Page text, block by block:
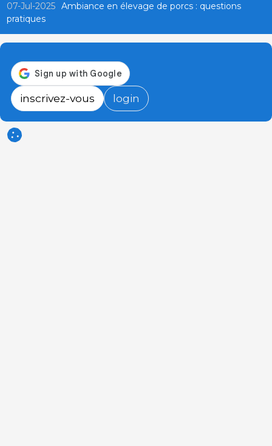
07-Jul-2025 Ambiance en élevage de porcs : questions
pratiques
inscrivez-vous login